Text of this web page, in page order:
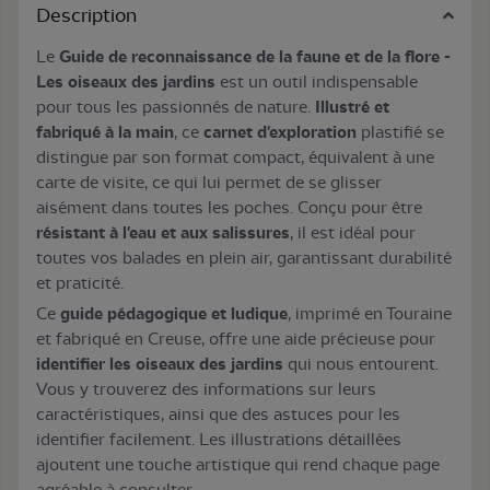
Description
Le Guide de reconnaissance de la faune et de la flore -
Les oiseaux des jardins est un outil indispensable
pour tous les passionnés de nature. Illustré et
fabriqué à la main, ce carnet d'exploration plastifié se
distingue par son format compact, équivalent à une
carte de visite, ce qui lui permet de se glisser
aisément dans toutes les poches. Conçu pour être
résistant à l'eau et aux salissures, il est idéal pour
toutes vos balades en plein air, garantissant durabilité
et praticité.
Ce guide pédagogique et ludique, imprimé en Touraine
et fabriqué en Creuse, offre une aide précieuse pour
identifier les oiseaux des jardins qui nous entourent.
Vous y trouverez des informations sur leurs
caractéristiques, ainsi que des astuces pour les
identifier facilement. Les illustrations détaillées
ajoutent une touche artistique qui rend chaque page